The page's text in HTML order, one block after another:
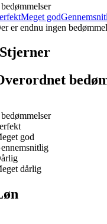
Meget god
er endnu ingen
Stjerner
god
dårlig